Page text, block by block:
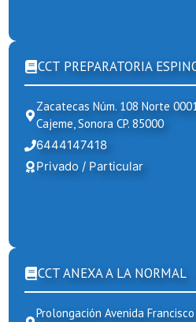
CCT PREPARATORIA
Zacatecas Núm. 108 Norte
Cajeme, Sonora CP. 85000
6444147418
Privado / Particular
CCT ANEXA A LA NORMAL
Prolongación Avenida